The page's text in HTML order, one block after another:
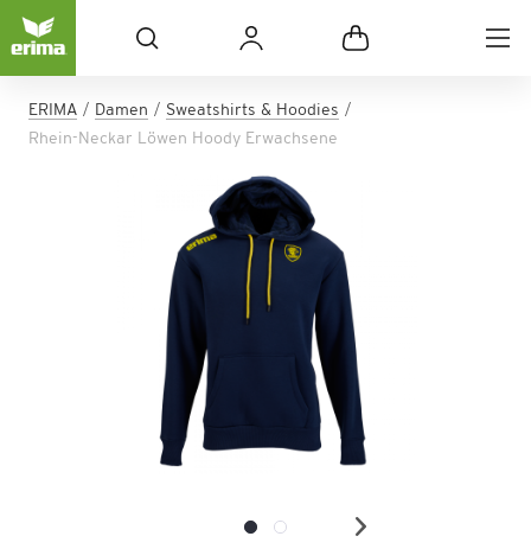
ERIMA Damen
Sweatshirts & Hoodies
Rhein-Neckar Löwen Hoody Erwachsene